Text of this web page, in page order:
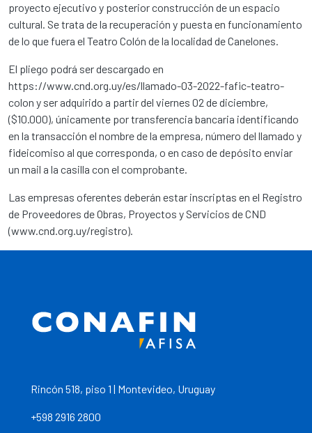
proyecto ejecutivo y posterior construcción de un espacio
cultural. Se trata de la recuperación y puesta en funcionamiento
de lo que fuera el Teatro Colón de la localidad de Canelones.
El pliego podrá ser descargado en
https://www.cnd.org.uy/es/llamado-03-2022-fafic-teatro-
colon y ser adquirido a partir del viernes 02 de diciembre,
($10.000), únicamente por transferencia bancaria identificando
en la transacción el nombre de la empresa, número del llamado y
fideicomiso al que corresponda, o en caso de depósito enviar
un mail a la casilla con el comprobante.
Las empresas oferentes deberán estar inscriptas en el Registro
de Proveedores de Obras, Proyectos y Servicios de CND
(www.cnd.org.uy/registro).
Rincón 518, piso 1 | Montevideo, Uruguay
+598 2916 2800